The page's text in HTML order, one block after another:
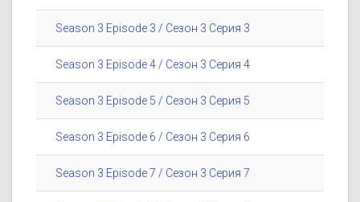
Season 3 Episode 3 / Сезон 3 Серия 3
Season 3 Episode 4 / Сезон 3 Серия 4
Season 3 Episode 5 / Сезон 3 Серия 5
Season 3 Episode 6 / Сезон 3 Серия 6
Season 3 Episode 7 / Сезон 3 Серия 7